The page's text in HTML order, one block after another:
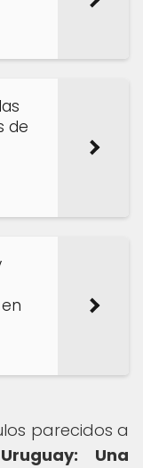
de
parecidos a
Una